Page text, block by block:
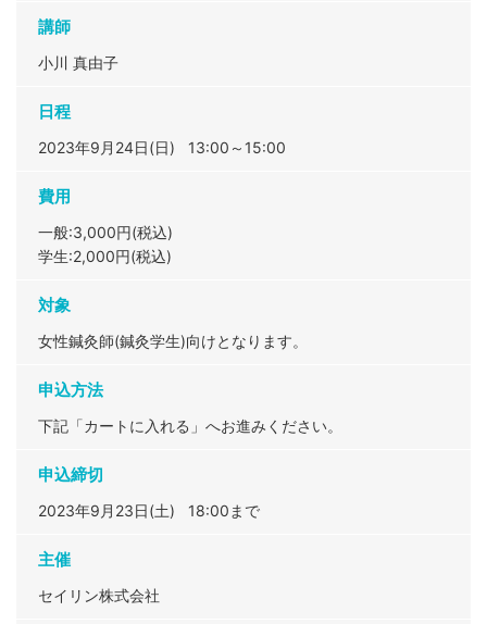
講師
小川 真由子
日程
2023年9月24日(日) 13:00～15:00
費用
一般:3,000円(税込)
学生:2,000円(税込)
対象
女性鍼灸師(鍼灸学生)向けとなります。
申込方法
下記「カートに入れる」へお進みください。
申込締切
2023年9月23日(土) 18:00まで
主催
セイリン株式会社